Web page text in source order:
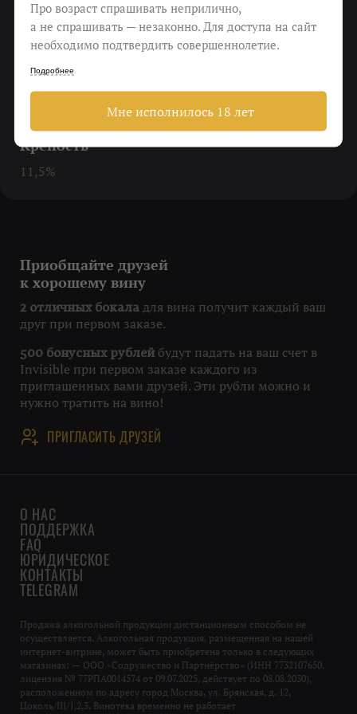
Еда
Пикник, барбекю, безделье
Cabernet Franc 50%, Cabernet Sauvignon 50%
Крепость
11,5%
Приобщайте друзей
к хорошему вину
2 отличных бокала для вина получит каждый ваш
друг при первом заказе.
500 бонусных рублей будут падать на ваш счет в
Invisible при первом заказе каждого из
приглашенных вами друзей. Эти рубли можно и
нужно тратить на вино!
ПРИГЛАСИТЬ ДРУЗЕЙ
О НАС
ПОДДЕРЖКА
FAQ
ЮРИДИЧЕСКОЕ
КОНТАКТЫ
TELEGRAM
Продажа алкогольной продукции дистанционным способом не
осуществляется. Алкогольная продукция, размещенная на нашей
интернет-витрине, может быть приобретена только в следующих
магазинах: — ООО «Содружество и Партнёрство» (ИНН 7732107650,
лицензия № 77РПА0014574 от 09.07.2025, действует по 08.08.2030),
расположенном по адресу город Москва, ул. Брянская, д. 12,
Цоколь/III/1,2,3. Винотека временно не работает
Про возраст спрашивать неприлично,
а не спрашивать — незаконно. Для доступа на сайт
необходимо подтвердить совершеннолетие.
Подробнее
Мне исполнилось 18 лет